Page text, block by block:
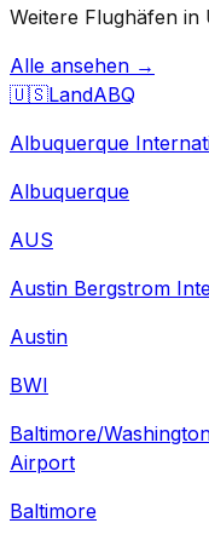
Weitere Flughäfen in
Alle ansehen →
🇺🇸LandABQ
Albuquerque
Albuquerque
AUS
Austin Bergstrom
Austin
BWI
Baltimore/
Airport
Baltimore